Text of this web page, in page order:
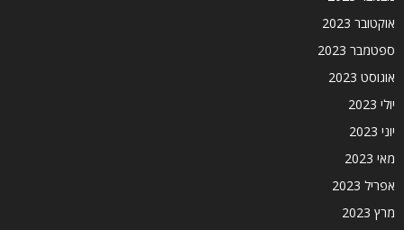
אוקטובר 2023
ספטמבר 2023
אוגוסט 2023
יולי 2023
יוני 2023
מאי 2023
אפריל 2023
מרץ 2023